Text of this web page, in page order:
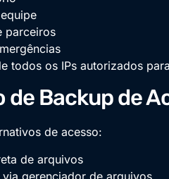
parceiros
todos os IPs autorizados
Backup de
de acesso:
de arquivos
via gerenciador de arquivos